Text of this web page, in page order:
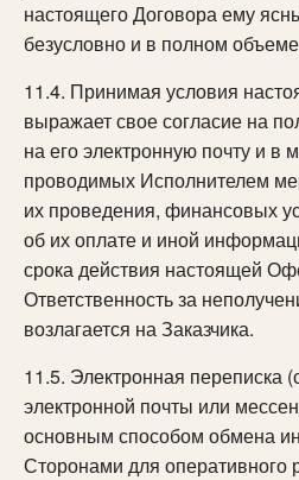
настоящего Договора ему
безусловно и в полном
11.4. Принимая условия
выражает свое согласие на
на его электронную почту и в
проводимых Исполнителем
их проведения, финансовых
об их оплате и иной
срока действия настоящей
Ответственность за
возлагается на Заказчика.
11.5. Электронная переписка
электронной почты или
основным способом обмена
Сторонами для оперативного